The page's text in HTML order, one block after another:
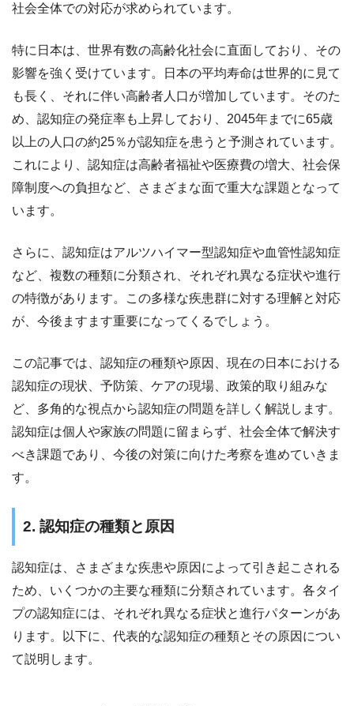
社会全体での対応が求められています。
特に日本は、世界有数の高齢化社会に直面しており、その
影響を強く受けています。日本の平均寿命は世界的に見て
も長く、それに伴い高齢者人口が増加しています。そのた
め、認知症の発症率も上昇しており、2045年までに65歳
以上の人口の約25％が認知症を患うと予測されています。
これにより、認知症は高齢者福祉や医療費の増大、社会保
障制度への負担など、さまざまな面で重大な課題となって
います。
さらに、認知症はアルツハイマー型認知症や血管性認知症
など、複数の種類に分類され、それぞれ異なる症状や進行
の特徴があります。この多様な疾患群に対する理解と対応
が、今後ますます重要になってくるでしょう。
この記事では、認知症の種類や原因、現在の日本における
認知症の現状、予防策、ケアの現場、政策的取り組みな
ど、多角的な視点から認知症の問題を詳しく解説します。
認知症は個人や家族の問題に留まらず、社会全体で解決す
べき課題であり、今後の対策に向けた考察を進めていきま
す。
2. 認知症の種類と原因
認知症は、さまざまな疾患や原因によって引き起こされる
ため、いくつかの主要な種類に分類されています。各タイ
プの認知症には、それぞれ異なる症状と進行パターンがあ
ります。以下に、代表的な認知症の種類とその原因につい
て説明します。